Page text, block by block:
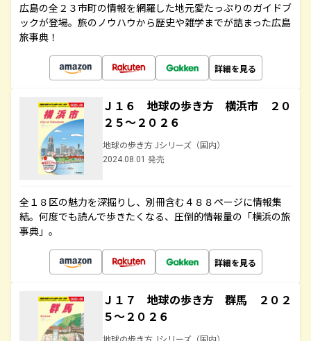
広島の全２３市町の情報を網羅した地元愛たっぷりのガイドブ
ックが登場。旅のノウハウから歴史や雑学までが詰まった広島
旅事典！
詳細を見る
Ｊ１６ 地球の歩き方 横浜市 ２０
２５～２０２６
地球の歩き方 Jシリーズ（国内）
2024.08.01 発売
全１８区の魅力を深掘りし、別冊含む４８８ページに情報集
結。何度でも読んで歩きたくなる、圧倒的情報量の「横浜の旅
事典」。
詳細を見る
Ｊ１７ 地球の歩き方 群馬 ２０２
５～２０２６
地球の歩き方 Jシリーズ（国内）